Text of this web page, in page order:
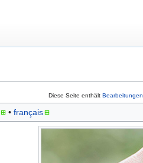
Diese Seite enthält Bearbeitungen
• ‎ français